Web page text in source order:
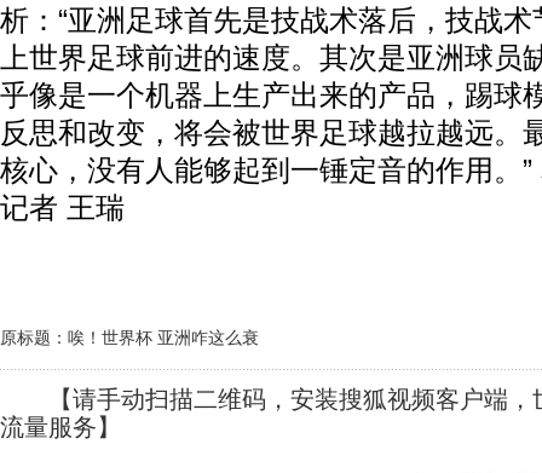
析：“亚洲足球首先是技战术落后，技战
上世界足球前进的速度。其次是亚洲球员
乎像是一个机器上生产出来的产品，踢球
反思和改变，将会被世界足球越拉越远。
核心，没有人能够起到一锤定音的作用。
记者 王瑞
原标题：唉！世界杯 亚洲咋这么衰
【请手动扫描二维码，安装搜狐视频客户端，
流量服务】